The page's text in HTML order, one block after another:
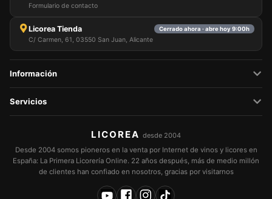
Formulario de contacto
Licorea Tienda Cerrado ahora · abre hoy 9:00h
C/ Carmen, 61, 03550 San Juan, Alicante
Información
Servicios
LICOREA desde 2004
Desde 2004 somos pioneros en la venta por Internet de vinos y licores en
España: La Primera Licorería Online. 22 años después, más de medio millón
de clientes han confiado en nosotros, gracias por visitarnos